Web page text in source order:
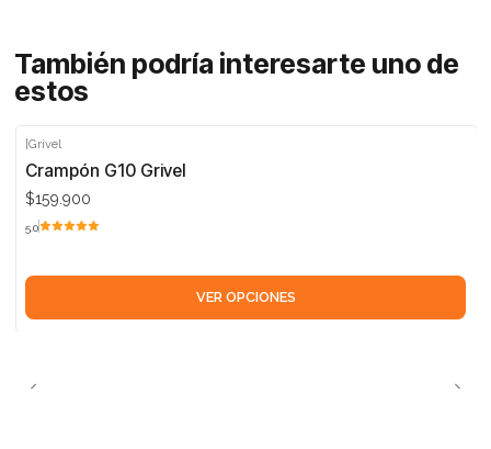
También podría interesarte uno de
estos
|Grivel
Crampón G10 Grivel
$159.900
5.0
VER OPCIONES